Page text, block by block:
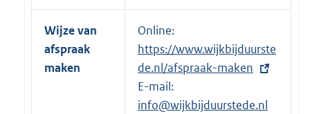
Wijze van
afspraak
maken
Online:
x
t
r
https://www.wijkbijduurste
de.nl/afspraak-maken
E-mail:
info@wijkbijduurstede.nl